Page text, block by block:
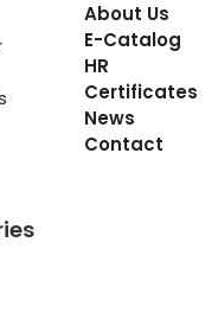
About Us
E-Catalog
HR
Certificates
News
Contact